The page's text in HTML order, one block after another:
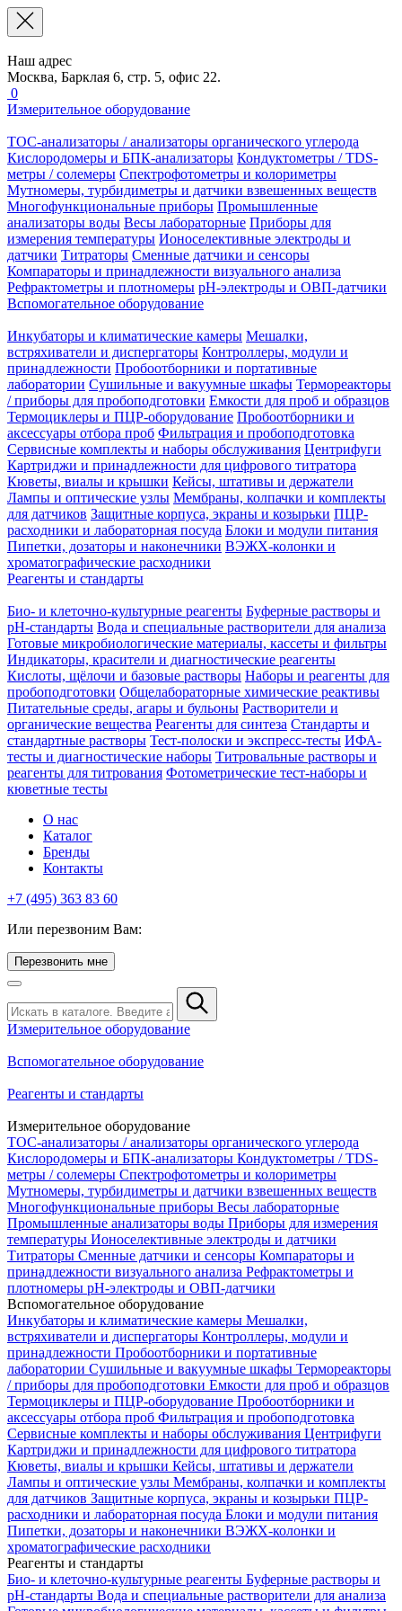
Наш адрес
Москва, Барклая 6, стр. 5, офис 22.
0
Измерительное оборудование
TOC-анализаторы / анализаторы органического углерода
Кислородомеры и БПК-анализаторы Кондуктометры / TDS-
метры / солемеры Спектрофотометры и колориметры
Мутномеры, турбидиметры и датчики взвешенных веществ
Многофункциональные приборы Промышленные
анализаторы воды Весы лабораторные Приборы для
измерения температуры Ионоселективные электроды и
датчики Титраторы Сменные датчики и сенсоры
Компараторы и принадлежности визуального анализа
Рефрактометры и плотномеры pH-электроды и ОВП-датчики
Вспомогательное оборудование
Инкубаторы и климатические камеры Мешалки,
встряхиватели и диспергаторы Контроллеры, модули и
принадлежности Пробоотборники и портативные
лаборатории Сушильные и вакуумные шкафы Термореакторы
/ приборы для пробоподготовки Емкости для проб и образцов
Термоциклеры и ПЦР-оборудование Пробоотборники и
аксессуары отбора проб Фильтрация и пробоподготовка
Сервисные комплекты и наборы обслуживания Центрифуги
Картриджи и принадлежности для цифрового титратора
Кюветы, виалы и крышки Кейсы, штативы и держатели
Лампы и оптические узлы Мембраны, колпачки и комплекты
для датчиков Защитные корпуса, экраны и козырьки ПЦР-
расходники и лабораторная посуда Блоки и модули питания
Пипетки, дозаторы и наконечники ВЭЖХ-колонки и
хроматографические расходники
Реагенты и стандарты
Био- и клеточно-культурные реагенты Буферные растворы и
pH-стандарты Вода и специальные растворители для анализа
Готовые микробиологические материалы, кассеты и фильтры
Индикаторы, красители и диагностические реагенты
Кислоты, щёлочи и базовые растворы Наборы и реагенты для
пробоподготовки Общелабораторные химические реактивы
Питательные среды, агары и бульоны Растворители и
органические вещества Реагенты для синтеза Стандарты и
стандартные растворы Тест-полоски и экспресс-тесты ИФА-
тесты и диагностические наборы Титровальные растворы и
реагенты для титрования Фотометрические тест-наборы и
кюветные тесты
О нас
Каталог
Бренды
Контакты
+7 (495) 363 83 60
Или перезвоним Вам:
Перезвонить мне
Измерительное оборудование
Вспомогательное оборудование
Реагенты и стандарты
Измерительное оборудование
TOC-анализаторы / анализаторы органического углерода
Кислородомеры и БПК-анализаторы Кондуктометры / TDS-
метры / солемеры Спектрофотометры и колориметры
Мутномеры, турбидиметры и датчики взвешенных веществ
Многофункциональные приборы Весы лабораторные
Промышленные анализаторы воды Приборы для измерения
температуры Ионоселективные электроды и датчики
Титраторы Сменные датчики и сенсоры Компараторы и
принадлежности визуального анализа Рефрактометры и
плотномеры pH-электроды и ОВП-датчики
Вспомогательное оборудование
Инкубаторы и климатические камеры Мешалки,
встряхиватели и диспергаторы Контроллеры, модули и
принадлежности Пробоотборники и портативные
лаборатории Сушильные и вакуумные шкафы Термореакторы
/ приборы для пробоподготовки Емкости для проб и образцов
Термоциклеры и ПЦР-оборудование Пробоотборники и
аксессуары отбора проб Фильтрация и пробоподготовка
Сервисные комплекты и наборы обслуживания Центрифуги
Картриджи и принадлежности для цифрового титратора
Кюветы, виалы и крышки Кейсы, штативы и держатели
Лампы и оптические узлы Мембраны, колпачки и комплекты
для датчиков Защитные корпуса, экраны и козырьки ПЦР-
расходники и лабораторная посуда Блоки и модули питания
Пипетки, дозаторы и наконечники ВЭЖХ-колонки и
хроматографические расходники
Реагенты и стандарты
Био- и клеточно-культурные реагенты Буферные растворы и
pH-стандарты Вода и специальные растворители для анализа